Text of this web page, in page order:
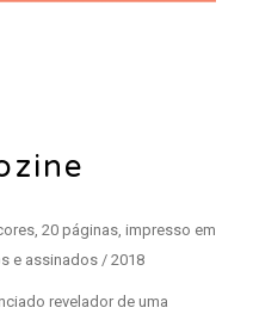
20 páginas, impresso em
e assinados / 2018
revelador de uma